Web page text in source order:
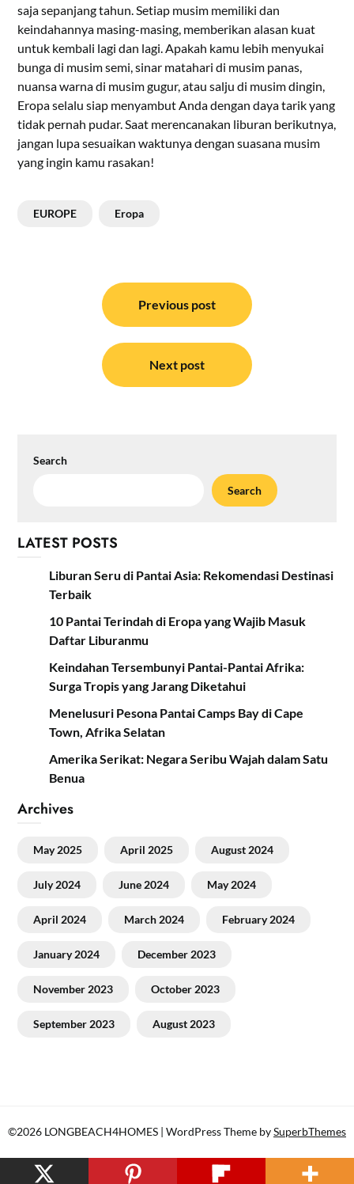
saja sepanjang tahun. Setiap musim memiliki dan
keindahannya masing-masing, memberikan alasan kuat
untuk kembali lagi dan lagi. Apakah kamu lebih menyukai
bunga di musim semi, sinar matahari di musim panas,
nuansa warna di musim gugur, atau salju di musim dingin,
Eropa selalu siap menyambut Anda dengan daya tarik yang
tidak pernah pudar. Saat merencanakan liburan berikutnya,
jangan lupa sesuaikan waktunya dengan suasana musim
yang ingin kamu rasakan!
EUROPE Eropa
navigation
Previous post
Next post
Search
Search
LATEST POSTS
Liburan Seru di Pantai Asia: Rekomendasi Destinasi
Terbaik
10 Pantai Terindah di Eropa yang Wajib Masuk
Daftar Liburanmu
Keindahan Tersembunyi Pantai-Pantai Afrika:
Surga Tropis yang Jarang Diketahui
Menelusuri Pesona Pantai Camps Bay di Cape
Town, Afrika Selatan
Amerika Serikat: Negara Seribu Wajah dalam Satu
Benua
Archives
May 2025 April 2025 August 2024
July 2024 June 2024 May 2024
April 2024 March 2024 February 2024
January 2024 December 2023
November 2023 October 2023
September 2023 August 2023
©2026 LONGBEACH4HOMES | WordPress Theme bySuperbThemes